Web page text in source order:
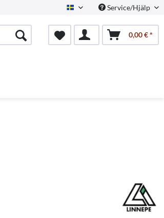
Swedish Service/Hjälp
0,00 € *